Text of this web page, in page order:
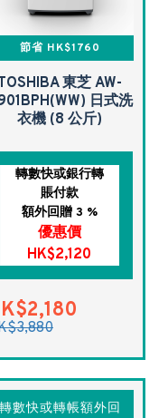
節省 HK$1760
東芝 AW-
日式洗
衣機 (8 公斤)
轉數快或銀行轉
賬付款
額外回贈 3 %
優惠價
HK$2,120
轉數快或轉帳額外回